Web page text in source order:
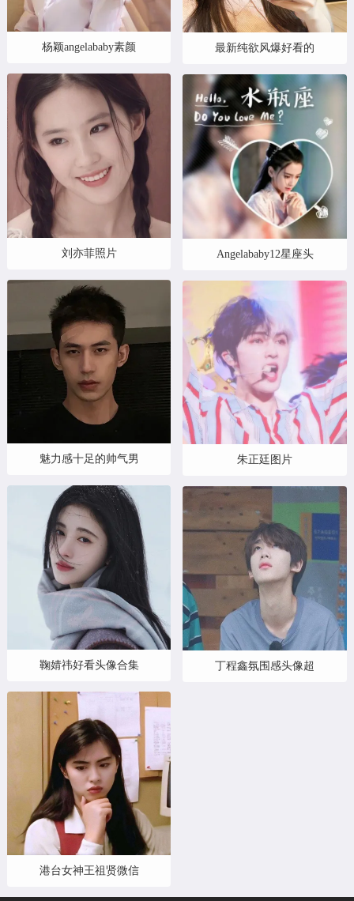
杨颖angelababy素颜
刘亦菲照片
魅力感十足的帅气男
鞠婧祎好看头像合集
港台女神王祖贤微信
最新纯欲风爆好看的
Angelababy12星座头
朱正廷图片
丁程鑫氛围感头像超